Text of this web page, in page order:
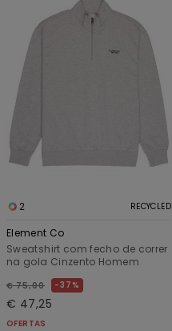
2 RECYCLED
Element Co
Sweatshirt com fecho de correr
na gola Cinzento Homem
€ 75,00 37%
€ 47,25
OFERTAS